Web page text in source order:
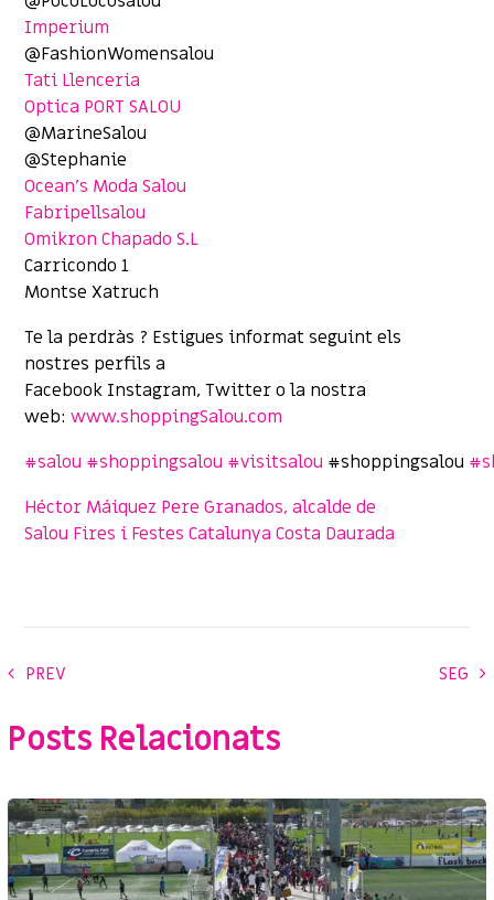
Imperium
@FashionWomensalou
Tati Llenceria
Optica PORT SALOU
@MarineSalou
@Stephanie
Ocean’s Moda Salou
Fabripellsalou
Omikron Chapado S.L
Carricondo 1
Montse Xatruch
Te la perdràs ? Estigues informat seguint els
nostres perfils a
Facebook Instagram, Twitter o la nostra
web:www.shoppingSalou.com
#salou #shoppingsalou #visitsalou #shoppingsalou #
Héctor Máiquez Pere Granados, alcalde de
Salou Fires i Festes Catalunya Costa Daurada
PREV SEG
Posts Relacionats